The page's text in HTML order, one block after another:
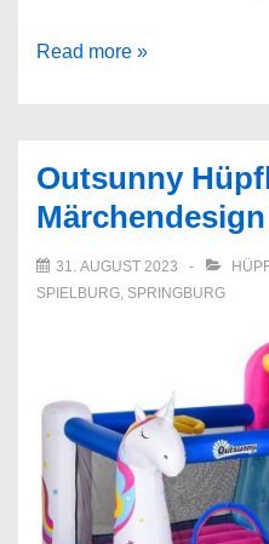
KOMFOTTEU
Read more »
Outsunny
31. AUGUST 2023
SPIELBURG, SPRINGBURG